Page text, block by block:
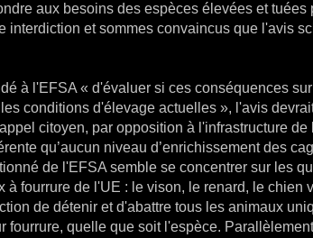
aux besoins des espèces élevées et
interdiction et sommes convaincus que l'avis
à l'EFSA « d'évaluer si ces conséquences
conditions d'élevage actuelles », l'avis
citoyen, par opposition à l'infrastructure
qu’aucun niveau d’enrichissement des
de l'EFSA semble se concentrer sur les
à fourrure de l'UE : le vison, le renard, le chien
de détenir et d'abattre tous les animaux
fourrure, quelle que soit l'espèce.